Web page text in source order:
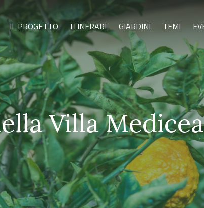
IL PROGETTO ITINERARI GIARDINI TEMI
Villa